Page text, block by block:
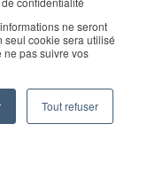
ne seront
seul cookie sera utilisé
ne pas suivre vos
Tout refuser
Co., Ltd. All rights